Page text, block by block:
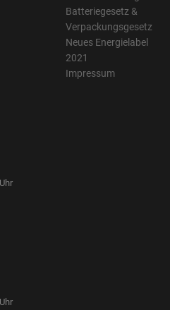
Batteriegesetz &
Verpackungsgesetz
Neues Energielabel
2021
Impressum